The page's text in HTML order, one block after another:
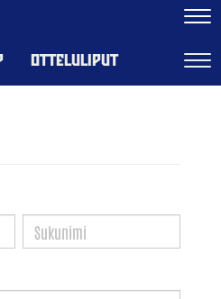
OTTELULIPUT